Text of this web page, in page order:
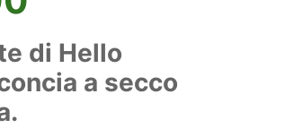
di Hello
a secco